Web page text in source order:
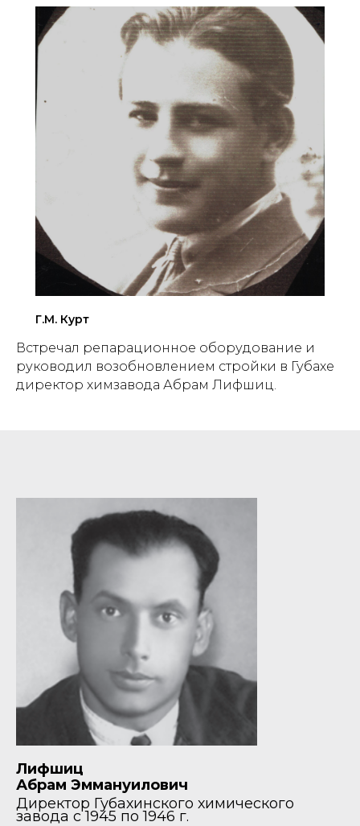
Г.М. Курт
Встречал репарационное оборудование и
руководил возобновлением стройки в Губахе
директор химзавода Абрам Лифшиц.
Лифшиц
Абрам Эммануилович
Директор Губахинского химического
завода с 1945 по 1946 г.